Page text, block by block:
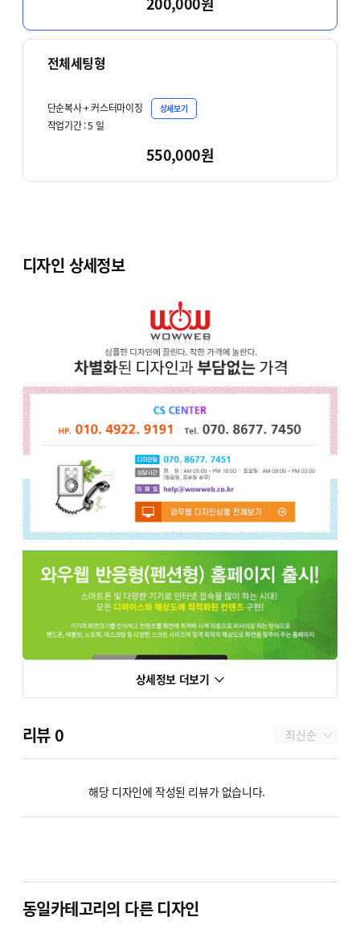
전체세팅형
단순복사 + 커스터마이징 상세보기
작업기간 :5 일
550,000원
디자인 상세정보
상세정보 더보기
리뷰0 최신순
해당 디자인에 작성된 리뷰가 없습니다.
동일카테고리의 다른 디자인